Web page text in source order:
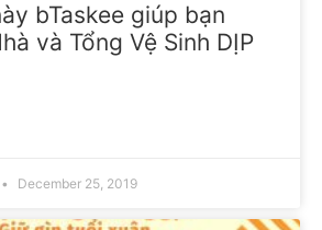
bTaskee giúp bạn
và Tổng Vệ Sinh DỊP
December 25, 2019